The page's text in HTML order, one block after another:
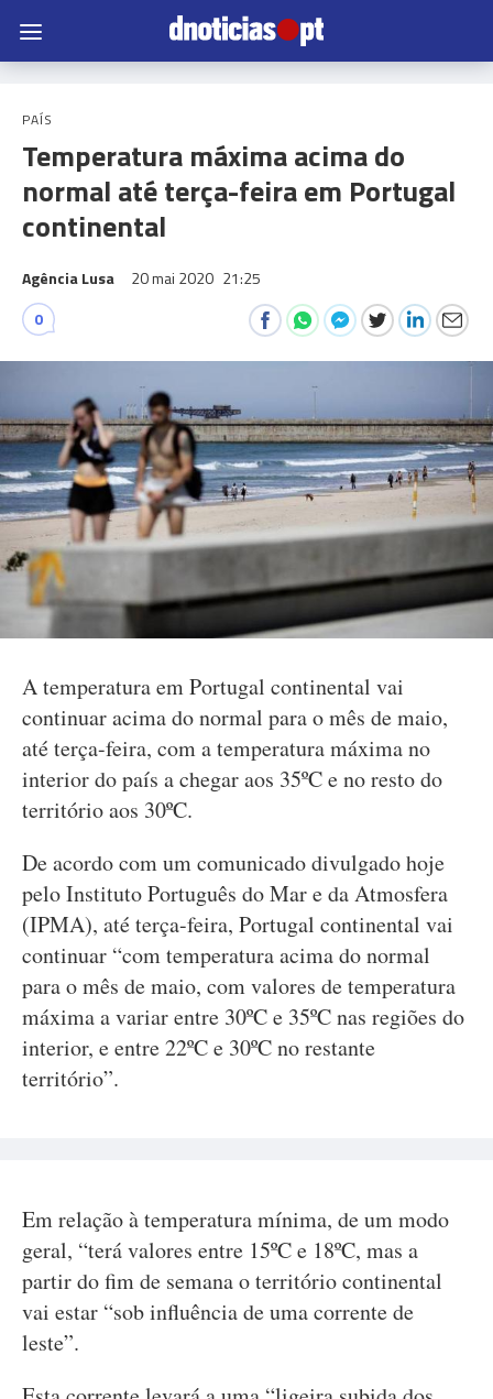
PAÍS
Temperatura máxima acima do
normal até terça-feira em Portugal
continental
Agência Lusa 20 mai 2020 21:25
0
A temperatura em Portugal continental vai
continuar acima do normal para o mês de maio,
até terça-feira, com a temperatura máxima no
interior do país a chegar aos 35ºC e no resto do
território aos 30ºC.
De acordo com um comunicado divulgado hoje
pelo Instituto Português do Mar e da Atmosfera
(IPMA), até terça-feira, Portugal continental vai
continuar “com temperatura acima do normal
para o mês de maio, com valores de temperatura
máxima a variar entre 30ºC e 35ºC nas regiões do
interior, e entre 22ºC e 30ºC no restante
território”.
Em relação à temperatura mínima, de um modo
geral, “terá valores entre 15ºC e 18ºC, mas a
partir do fim de semana o território continental
vai estar “sob influência de uma corrente de
leste”.